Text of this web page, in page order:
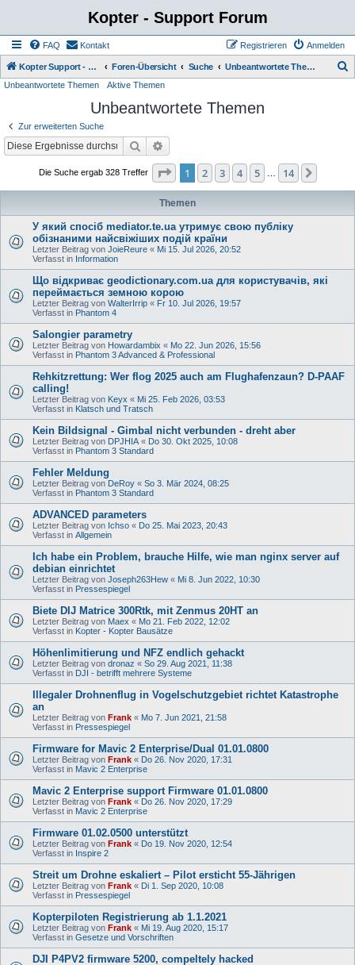
Kopter - Support Forum
FAQ Kontakt Anmelden
Registrieren
Kopter Support - von Anwendern für Anwender. Foren-Übersicht Suche Unbeantwortete Themen
Unbeantwortete Themen Aktive Themen
Unbeantwortete Themen
Zur erweiterten Suche
Suche
Die Suche ergab 328 Treffer Seite 1von 14
1 2 3 4 5 14
Themen
У який спосіб mediator.te.ua утримує свою публіку
обізнаними найсвіжіших подій країни
Letzter Beitrag von JoieReure « Mi 15. Jul 2026, 20:52
Verfasst in Information
Що відкриває geodictionary.com.ua для користувачів, які
переймається земною корою
Letzter Beitrag von WalterIrrip « Fr 10. Jul 2026, 19:57
Verfasst in Phantom 4
Salongier parametry
Letzter Beitrag von Howardambix « Mo 22. Jun 2026, 15:56
Verfasst in Phantom 3 Advanced & Professional
Rehkitzrettung: Wer flog 2025 auch am Flughafenzaun? D-PAAF
calling!
Letzter Beitrag von Keyx « Mi 25. Feb 2026, 03:53
Verfasst in Klatsch und Tratsch
Kein Bildsignal - Gimbal nicht verbunden - dreht aber
Letzter Beitrag von DPJHIA « Do 30. Okt 2025, 10:08
Verfasst in Phantom 3 Standard
Fehler Meldung
Letzter Beitrag von DeRoy « So 3. Mär 2024, 08:25
Verfasst in Phantom 3 Standard
ADVANCED parameters
Letzter Beitrag von Ichso « Do 25. Mai 2023, 20:43
Verfasst in Allgemein
Ich habe ein Problem, brauche Hilfe, wie man nginx server auf
debian einrichtet
Letzter Beitrag von Joseph263Hew « Mi 8. Jun 2022, 10:30
Verfasst in Pressespiegel
Biete DIJ Matrice 300Rtk, mit Zenmus 20HT an
Letzter Beitrag von Maex « Mo 21. Feb 2022, 12:02
Verfasst in Kopter - Kopter Bausätze
Höhenlimitierung und NFZ endlich gehackt
Letzter Beitrag von dronaz « So 29. Aug 2021, 11:38
Verfasst in DJI - betrifft mehrere Systeme
Illegaler Drohnenflug in Vogelschutzgebiet richtet Katastrophe
an
Letzter Beitrag von Frank « Mo 7. Jun 2021, 21:58
Verfasst in Pressespiegel
Firmware for Mavic 2 Enterprise/Dual 01.01.0800
Letzter Beitrag von Frank « Do 26. Nov 2020, 17:31
Verfasst in Mavic 2 Enterprise
Mavic 2 Enterprise support Firmware 01.01.0800
Letzter Beitrag von Frank « Do 26. Nov 2020, 17:29
Verfasst in Mavic 2 Enterprise
Firmware 01.02.0500 unterstützt
Letzter Beitrag von Frank « Do 19. Nov 2020, 12:54
Verfasst in Inspire 2
Streit um Drohne eskaliert – Pilot ersticht 55-Jährigen
Letzter Beitrag von Frank « Di 1. Sep 2020, 10:08
Verfasst in Pressespiegel
Kopterpiloten Registrierung ab 1.1.2021
Letzter Beitrag von Frank « Mi 19. Aug 2020, 15:17
Verfasst in Gesetze und Vorschriften
DJI P4PV2 firmware 5200, compeltely hacked